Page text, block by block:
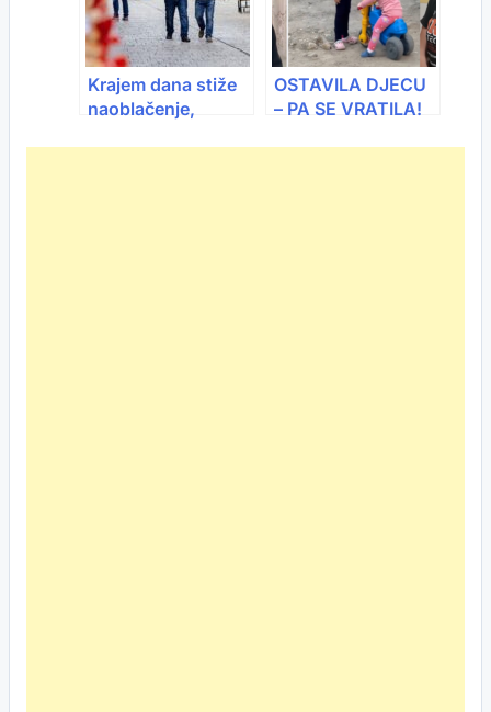
Krajem dana stiže
naoblačenje,
OSTAVILA DJECU
– PA SE VRATILA!